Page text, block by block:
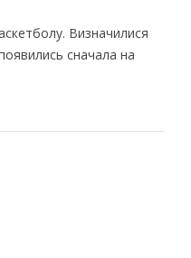
Визначилися
сначала на